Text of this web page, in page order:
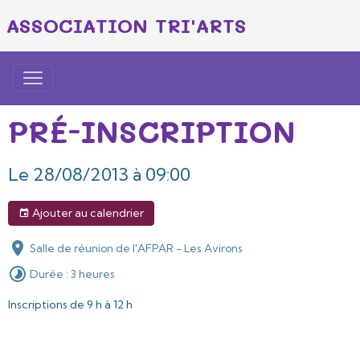
ASSOCIATION TRI'ARTS
PRÉ-INSCRIPTION
Le 28/08/2013 à 09:00
Ajouter au calendrier
Salle de réunion de l'AFPAR - Les Avirons
Durée : 3 heures
Inscriptions de 9 h à 12 h